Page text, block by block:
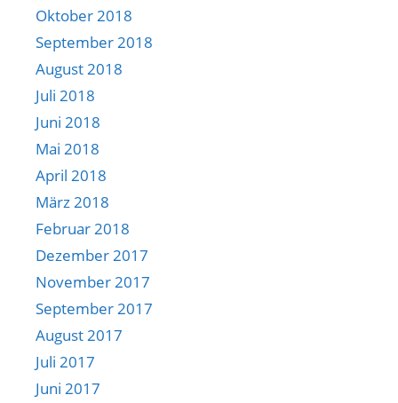
Oktober 2018
September 2018
August 2018
Juli 2018
Juni 2018
Mai 2018
April 2018
März 2018
Februar 2018
Dezember 2017
November 2017
September 2017
August 2017
Juli 2017
Juni 2017